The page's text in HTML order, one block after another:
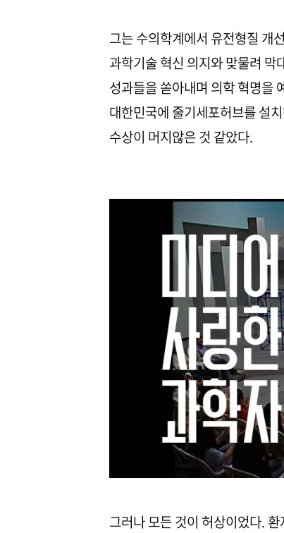
그는 수의학계에서 유전형질 개
과학기술 혁신 의지와 맞물려 막
성과들을 쏟아내며 의학 혁명을
대한민국에 줄기세포허브를 설
수상이 머지않은 것 같았다.
그러나 모든 것이 허상이었다.